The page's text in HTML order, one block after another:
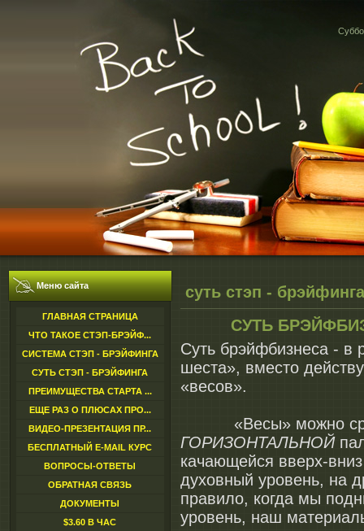
Меню сайта
ГЛАВНАЯ СТРАНИЦА
ЧТО ТАКОЕ СТЭП-БРЭЙФ...
СИСТЕМА СТЭП - БРЭЙФИНГА
СУТЬ СТЭП - БРЭЙФИНГА
ПРЕИМУЩЕСТВА СТАРТА ...
ЕЩЕ РАЗ О ПЛЮСАХ ПРО...
ВИДЕО-ПРЕЗЕНТАЦИЯ ПР...
БЕСПЛАТНЫЙ E-MAIL КУРС
ВОПРОСЫ-ОТВЕТЫ
ОБРАТНАЯ СВЯЗЬ
ДОКУМЕНТЫ
$3.60 В ЧАС
суть стэп - брэйфинга
СУТЬ
Суть брэйфбизнеса - в
шеста», вместо
«весов».
«Весы» можно
ГОРИЗОНТАЛЬНОЙ
качающейся вверх-
духовный уровень, на
правило, когда мы
уровень, наш